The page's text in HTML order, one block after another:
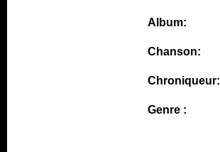
Album:
Chanson:
Chroniqueur:
Genre :